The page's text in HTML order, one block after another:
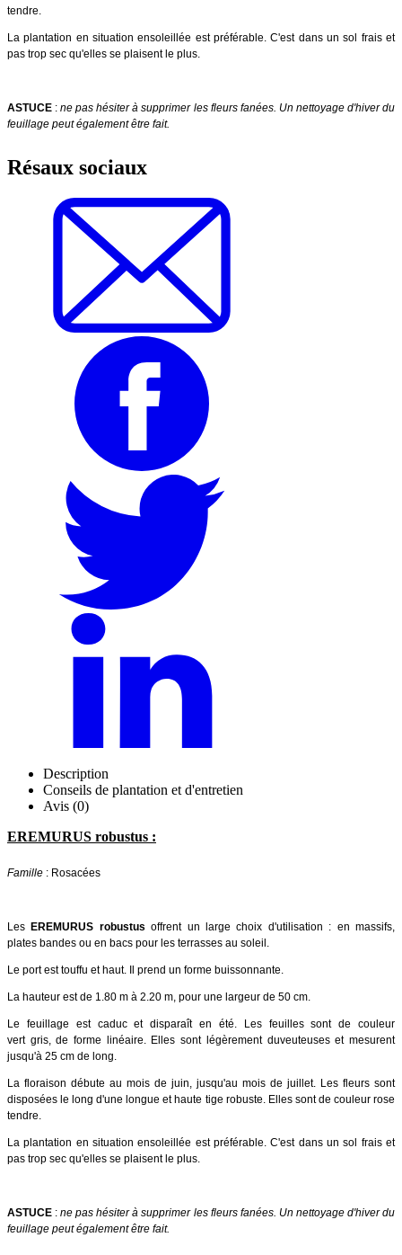
tendre.
La plantation en situation ensoleillée est préférable. C'est dans un sol frais et
pas trop sec qu'elles se plaisent le plus.
ASTUCE : ne pas hésiter à supprimer les fleurs fanées. Un nettoyage d'hiver du
feuillage peut également être fait.
Résaux sociaux
Description
Conseils de plantation et d'entretien
Avis (0)
EREMURUS robustus :
Famille : Rosacées
Les EREMURUS robustus offrent un large choix d'utilisation : en massifs,
plates bandes ou en bacs pour les terrasses au soleil.
Le port est touffu et haut. Il prend un forme buissonnante.
La hauteur est de 1.80 m à 2.20 m, pour une largeur de 50 cm.
Le feuillage est caduc et disparaît en été. Les feuilles sont de couleur
vert gris, de forme linéaire. Elles sont légèrement duveuteuses et mesurent
jusqu'à 25 cm de long.
La floraison débute au mois de juin, jusqu'au mois de juillet. Les fleurs sont
disposées le long d'une longue et haute tige robuste. Elles sont de couleur rose
tendre.
La plantation en situation ensoleillée est préférable. C'est dans un sol frais et
pas trop sec qu'elles se plaisent le plus.
ASTUCE : ne pas hésiter à supprimer les fleurs fanées. Un nettoyage d'hiver du
feuillage peut également être fait.